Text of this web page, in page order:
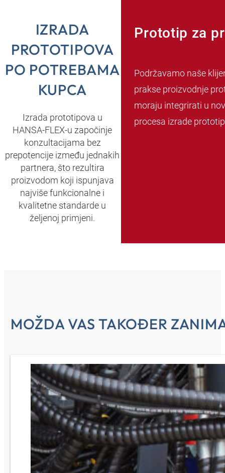
IZRADA
PROTOTIPOVA
PO POTREBAMA
KUPCA
Izrada prototipova u
HANSA‑FLEX-u započinje
konzultacijama bez
prepotencije između jednakih
partnera, što rezultira
proizvodom koji ispunjava
najviše funkcionalne i
kvalitetne standarde u
željenoj primjeni.
Prototip za
Podržavamo naše
prakse proizvodnje
moraju integrirati u
procesa izrade
MOŽDA VAS TAKOĐER